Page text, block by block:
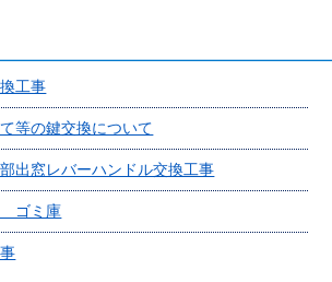
工事
等の鍵交換について
出窓レバーハンドル交換工事
ゴミ庫